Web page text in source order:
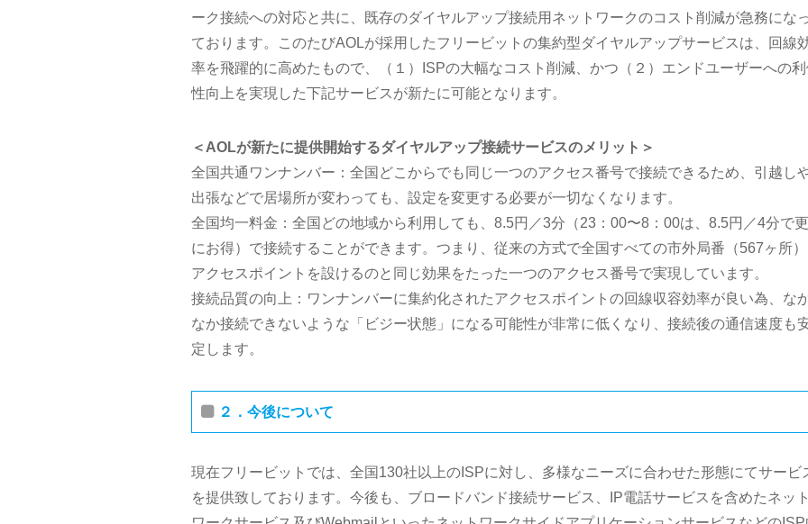
ーク接続への対応と共に、既存のダイヤルアップ接続用ネットワークのコスト削減が急務にな
ております。このたびAOLが採用したフリービットの集約型ダイヤルアップサービスは、回線
率を飛躍的に高めたもので、（１）ISPの大幅なコスト削減、かつ（２）エンドユーザーへの利
性向上を実現した下記サービスが新たに可能となります。
＜AOLが新たに提供開始するダイヤルアップ接続サービスのメリット＞
全国共通ワンナンバー：全国どこからでも同じ一つのアクセス番号で接続できるため、引越し
出張などで居場所が変わっても、設定を変更する必要が一切なくなります。
全国均一料金：全国どの地域から利用しても、8.5円／3分（23：00〜8：00は、8.5円／4分で更
にお得）で接続することができます。つまり、従来の方式で全国すべての市外局番（567ヶ所）
アクセスポイントを設けるのと同じ効果をたった一つのアクセス番号で実現しています。
接続品質の向上：ワンナンバーに集約化されたアクセスポイントの回線収容効率が良い為、な
なか接続できないような「ビジー状態」になる可能性が非常に低くなり、接続後の通信速度も
定します。
２．今後について
現在フリービットでは、全国130社以上のISPに対し、多様なニーズに合わせた形態にてサービ
を提供致しております。今後も、ブロードバンド接続サービス、IP電話サービスを含めたネット